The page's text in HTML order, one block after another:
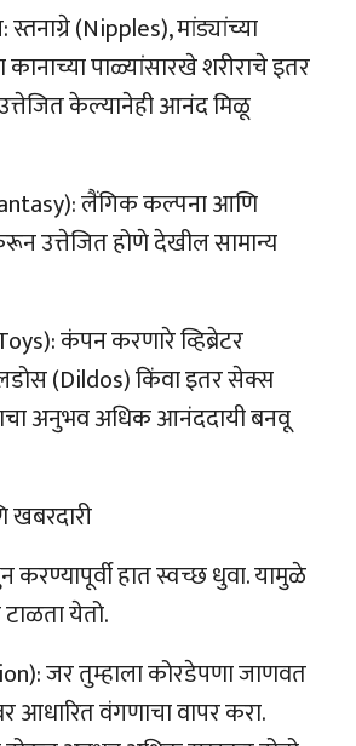
(Nipples), मांड्यांच्या
पाळ्यांसारखे शरीराचे इतर
केल्यानेही आनंद मिळू
लैंगिक कल्पना आणि
उत्तेजित होणे देखील सामान्य
कंपन करणारे व्हिब्रेटर
(Dildos) किंवा इतर सेक्स
अनुभव अधिक आनंददायी बनवू
खबरदारी
करण्यापूर्वी हात स्वच्छ धुवा. यामुळे
येतो.
जर तुम्हाला कोरडेपणा जाणवत
आधारित वंगणाचा वापर करा.